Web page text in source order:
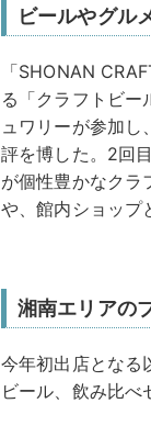
ビールやグル
「SHONAN
る「クラフトビ
ュワリーが参加
評を博した。2回
が個性豊かなクラ
や、館内ショップ
湘南エリアの
今年初出店となる
ビール、飲み比べ